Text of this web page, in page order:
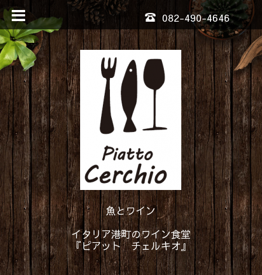
082-490-4646
魚とワイン
イタリア港町のワイン食堂
『ピアット チェルキオ』